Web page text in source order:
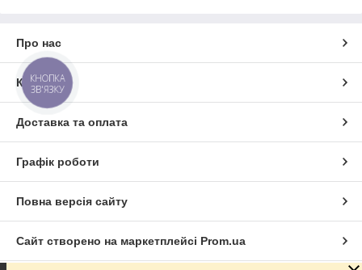
Про нас
Контакти
Доставка та оплата
Графік роботи
Повна версія сайту
Сайт створено на маркетплейсі Prom.ua
КНОПКА
ЗВ'ЯЗКУ